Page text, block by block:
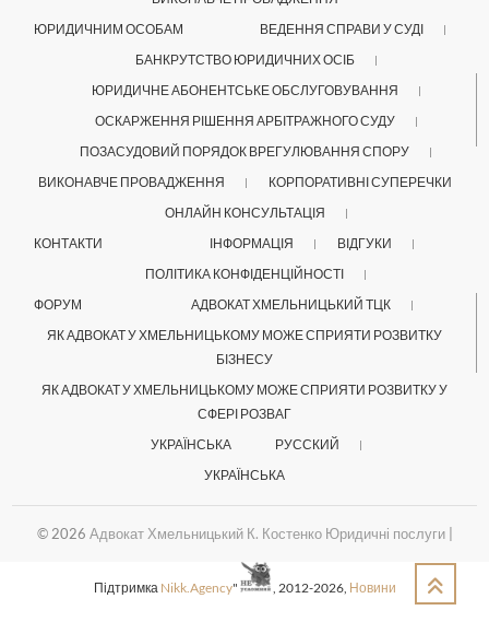
ЮРИДИЧНИМ ОСОБАМ
ВЕДЕННЯ СПРАВИ У СУДІ
БАНКРУТСТВО ЮРИДИЧНИХ ОСІБ
ЮРИДИЧНЕ АБОНЕНТСЬКЕ ОБСЛУГОВУВАННЯ
ОСКАРЖЕННЯ РІШЕННЯ АРБІТРАЖНОГО СУДУ
ПОЗАСУДОВИЙ ПОРЯДОК ВРЕГУЛЮВАННЯ СПОРУ
ВИКОНАВЧЕ ПРОВАДЖЕННЯ
КОРПОРАТИВНІ СУПЕРЕЧКИ
ОНЛАЙН КОНСУЛЬТАЦІЯ
КОНТАКТИ
ІНФОРМАЦІЯ
ВІДГУКИ
ПОЛІТИКА КОНФІДЕНЦІЙНОСТІ
ФОРУМ
АДВОКАТ ХМЕЛЬНИЦЬКИЙ ТЦК
ЯК АДВОКАТ У ХМЕЛЬНИЦЬКОМУ МОЖЕ СПРИЯТИ РОЗВИТКУ
БІЗНЕСУ
ЯК АДВОКАТ У ХМЕЛЬНИЦЬКОМУ МОЖЕ СПРИЯТИ РОЗВИТКУ У
СФЕРІ РОЗВАГ
УКРАЇНСЬКА
РУССКИЙ
УКРАЇНСЬКА
© 2026 Адвокат Хмельницький К. Костенко Юридичні послуги|
Підтримка Nikk.Agency" , 2012-2026, Новини